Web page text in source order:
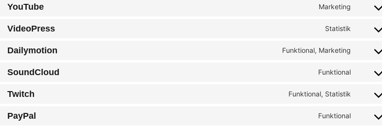
YouTube Marketing
VideoPress Statistik
Dailymotion Funktional, Marketing
SoundCloud Funktional
Twitch Funktional, Statistik
PayPal Funktional